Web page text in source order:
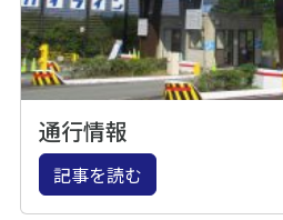
通行情報
記事を読む